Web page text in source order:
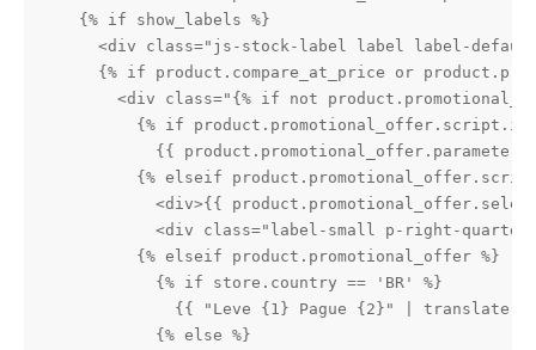
  {% if show_labels %}
<div class="js-stock-label label label-
{% if product.compare_at_price or
<div class="{% if not
{% if
{{
{% elseif
<div>{{
<div class="label-small p-right-
        {% elseif product.promotional_offer %}
          {% if store.country == 'BR' %}
{{ "Leve {1} Pague {2}" |
          {% else %}